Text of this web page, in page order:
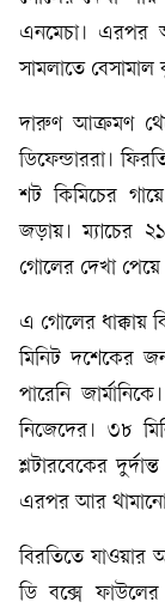
এনমেচা। এরপর
সামলাতে
দারুণ আক্রমণ
ডিফেন্ডাররা।
শট কিমিচের
জড়ায়। ম্যাচের
গোলের দেখা
এ গোলের ধাক্কায়
মিনিট দশেকের
পারেনি
নিজেদের। ৩৮
শ্লটারবেকের
এরপর আর থামানো
বিরতিতে যাওয়ার
ডি বক্সে ফাউলের